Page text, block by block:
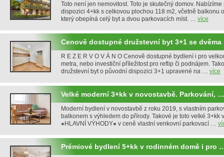
Toto není jen nemovitost. Toto je skutečný domov.
dispozici 4+kk s celkovou plochou 118 m2, včetně balkonu
který obepíná celý byt a dvou parkovacích míst. … více
Cenově dostupné družstevní byt 3+1 se
R E Z E R V O V Á N O Cenově dostupné bydlení i pro
metra, nebo investiční příležitost pro reflip či podnájem.
družstevní byt o původní dispozici 3+1 upravené na … více
Velké moderní 3+kk v novostavbě. Parkování, …
Moderní bydlení v novostavbě z roku 2019, s vlastním
balkonem s výhledem do přírody. Takové je toto velké 3+kk
⁕HLAVNÍ VÝHODY⁕ v ceně vlastní venkovní parkovací …
Prémiové bydlení 5+kk v rodinném domě i pro